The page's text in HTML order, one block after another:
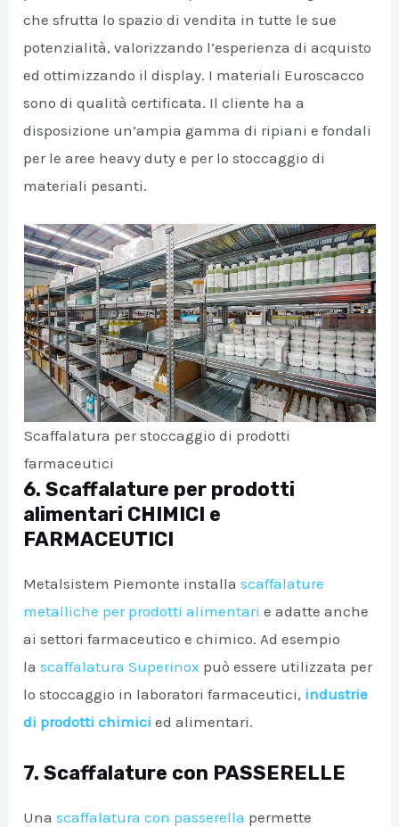
che sfrutta lo spazio di vendita in tutte le sue
potenzialità, valorizzando l’esperienza di acquisto
ed ottimizzando il display. I materiali Euroscacco
sono di qualità certificata. Il cliente ha a
disposizione un’ampia gamma di ripiani e fondali
per le aree heavy duty e per lo stoccaggio di
materiali pesanti.
Scaffalatura per stoccaggio di prodotti
farmaceutici
6. Scaffalature per prodotti
alimentari CHIMICI e
FARMACEUTICI
Metalsistem Piemonte installascaffalature
metalliche per prodotti alimentari e adatte anche
ai settori farmaceutico e chimico. Ad esempio
lascaffalatura Superinox può essere utilizzata per
lo stoccaggio in laboratori farmaceutici, industrie
di prodotti chimici ed alimentari.
7. Scaffalature con PASSERELLE
Unascaffalatura con passerella permette